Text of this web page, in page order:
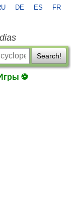
DE ES FR
Search!
⚽